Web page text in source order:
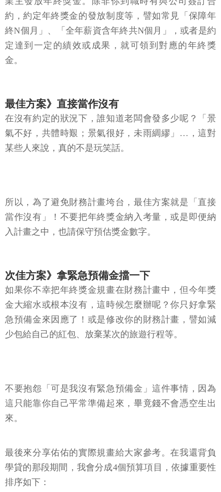
約，約定年終獎金的發放制度等，譬如常見「保障年
終N個月」、「全年薪資含年終共N個月」，或者是約
定達到一定的績效或成果，就可領到對應的年終獎
金。
最佳方案》直接當作沒有
在沒有約定的狀況下，誰知道老闆會發多少呢？「景
氣不好，共體時艱；景氣很好，未雨綢繆」…，這對
某些人來說，真的不是玩笑話。
所以，為了避免財務計畫垮台，最佳方案就是「直接
當作沒有」！不要把年終獎金納入考量，或是即便納
入計畫之中，也請保守預估獎金數字。
次佳方案》拿緊急預備金擋一下
如果你不幸把年終獎金規畫在財務計畫中，但今年獎
金大縮水或根本沒有，這時候怎麼辦呢？你只好拿緊
急預備金來因應了！或是修改你的財務計畫，譬如減
少包給自己的紅包、放棄某次的旅遊行程等。
不要抱怨「可是我沒有緊急預備金」這件事情，因為
這只能靠你自己平常準備起來，畢竟錢不會憑空生出
來。
最後來分享佑佑的實際規畫給大家參考。在我還背負
學貸的那段期間，我會分成4個預算項目，依據重要性
排序如下：